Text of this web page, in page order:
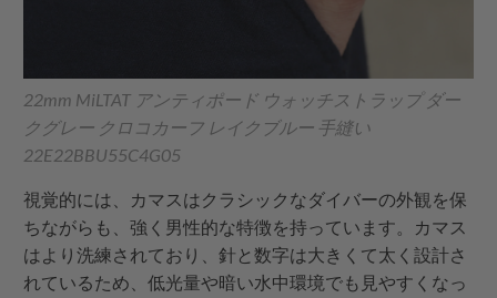
22mm MiLTAT アンティポード ウォッチストラップ ダー
クグレー クロコカーフ レイクブルー 手縫い
22E22BBU55C4G05
視覚的には、カマスはクラシックなダイバーの外観を保
ちながらも、強く男性的な特徴を持っています。カマス
はより洗練されており、針と数字は大きくて太く設計さ
れているため、低光量や暗い水中環境でも見やすくなっ